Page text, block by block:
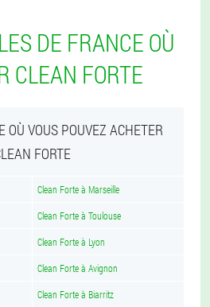
DE FRANCE OÙ
CLEAN FORTE
OÙ VOUS POUVEZ ACHETER
FORTE
Clean Forte à Marseille
Clean Forte à Toulouse
Clean Forte à Lyon
Clean Forte à Avignon
Clean Forte à Biarritz